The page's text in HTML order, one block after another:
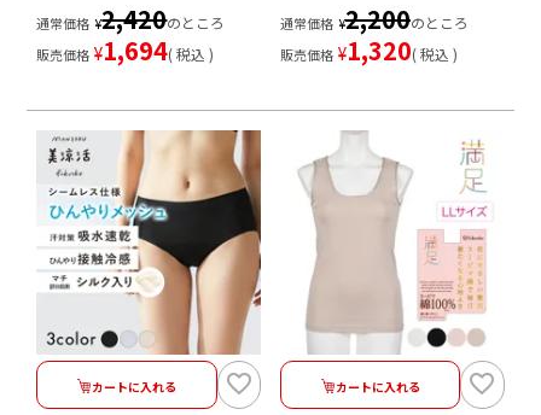
通常価格 ¥2,420のところ
販売価格 ¥1,694 税込
通常価格 ¥2,200のところ
販売価格 ¥1,320 税込
カートに入れる カートに入れる